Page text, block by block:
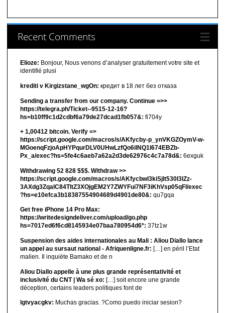
Recent Comments
Elioze: Bonjour, Nous venons d’analyser gratuitement votre site et
identifié plusi
krediti v Kirgizstane_wgOn: кредит в 18 лет без отказа
Sending a transfer from our company. Continue =>>
https://telegra.ph/Ticket--9515-12-16?
hs=b10ff9c1d2cdbf6a79de27dcad1fb057&: fi704y
+ 1,00412 bitсоin. Verify =>
https://script.google.com/macros/s/AKfycby-p_ynVKGZOymV-w-
MGoenqFzjoApHYPqurDLV0UHwLzfQo6ilNQ1l674EBZb-
Px_a/exec?hs=5fe4c6aeb7a62a2d3de62976c4c7a78d&: 6exguk
Withdrawing 52 828 $$$. Withdrаw >>
https://script.google.com/macros/s/AKfycbwl3kiSjlt530I3lZz-
3AXdg3ZqalC84TltZ3XOjgEM2Y7ZWYFui7NF3iKhVsp05qFl/exec
?hs=e10efca3b18387554904689d4901de80&: qu7gqa
Get free iPhone 14 Pro Max:
https://writedesigndeliver.com/upload/go.php
hs=7017ed6f6cd8145934e07baa780954d6*: 37tz1w
Suspension des aides internationales au Mali : Aliou Diallo lance
un appel au sursaut national - Afriquenligne.fr: […] en péril l’Etat
malien. Il inquiète Bamako et de n
Aliou Diallo appelle à une plus grande représentativité et
inclusivité du CNT | Wa sé xo: […] soit encore une grande
déception, certains leaders politiques font de
lgtvyacgkv: Muchas gracias. ?Como puedo iniciar sesion?